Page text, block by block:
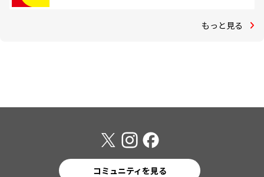
もっと見る
コミュニティを見る